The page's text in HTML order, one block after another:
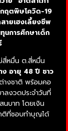
กฤตพิษโควิด-19
ายเฮงเลี้ยงชีพ
นการศึกษาเด็ก
สี่หมื่น ต.สี่หมื่น
ง อายุ 48 ปี ชาว
างชาติ พร้อมคอ
ลงวดประจำวันที่
นบาท โดยเงิน
ติที่ชอบทำบุญได้